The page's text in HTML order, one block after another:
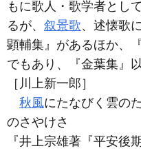
もに歌人・歌学者として
るが、 叙景歌、述懐歌
顕輔集』があるほか、
でもあり、『金葉集』
［川上新一郎］
秋風にたなびく雲の
のさやけさ
『井上宗雄著『平安後